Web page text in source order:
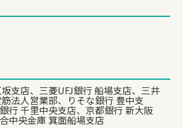
支店、三菱UFJ銀行 船場支店、三井
法人営業部、りそな銀行 豊中支
行 千里中央支店、京都銀行 新大阪
中央金庫 箕面船場支店